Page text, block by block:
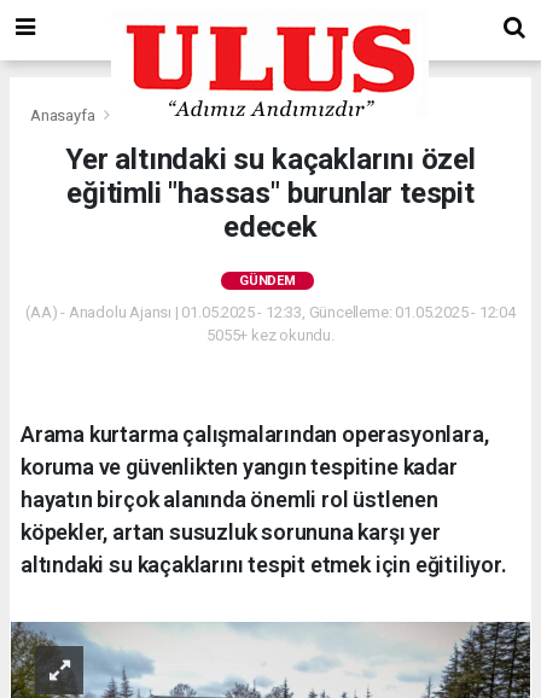
Anasayfa Gündem
Yer altındaki su kaçaklarını özel
eğitimli "hassas" burunlar tespit
edecek
GÜNDEM
(AA) - Anadolu Ajansı | 01.05.2025 - 12:33, Güncelleme: 01.05.2025 - 12:04
5055+ kez okundu.
Arama kurtarma çalışmalarından operasyonlara,
koruma ve güvenlikten yangın tespitine kadar
hayatın birçok alanında önemli rol üstlenen
köpekler, artan susuzluk sorununa karşı yer
altındaki su kaçaklarını tespit etmek için eğitiliyor.